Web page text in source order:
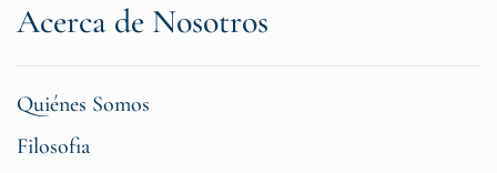
Acerca de Nosotros
Quiénes Somos
Filosofia